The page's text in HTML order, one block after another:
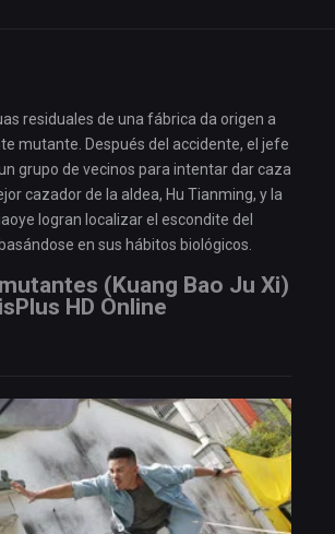
residuales de una fábrica da origen a
mutante. Después del accidente, el jefe
grupo de vecinos para intentar dar caza
cazador de la aldea, Hu Tianming, y la
logran localizar el escondite del
en sus hábitos biológicos.
(Kuang Bao Ju Xi)
HD Online